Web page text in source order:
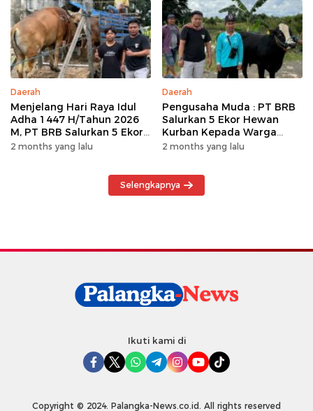
Daerah
Menjelang Hari Raya Idul
Adha 1447 H/Tahun 2026
M, PT BRB Salurkan 5 Ekor
Hewan Kurban Kepada
2 months yang lalu
Daerah
Pengusaha Muda : PT BRB
Salurkan 5 Ekor Hewan
Kurban Kepada Warga
Khususnya Wilayah
2 months yang lalu
Selengkapnya
Ikuti kami di
Copyright © 2024. Palangka-News.co.id. All rights reserved